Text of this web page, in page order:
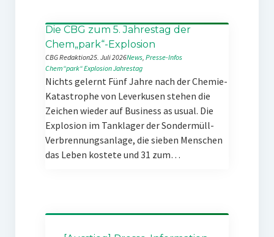
Die CBG zum 5. Jahrestag der
Chem„park“-Explosion
CBG Redaktion25. Juli 2026News, Presse-Infos
Chem“park“ExplosionJahrestag
Nichts gelernt Fünf Jahre nach der Chemie-
Katastrophe von Leverkusen stehen die
Zeichen wieder auf Business as usual. Die
Explosion im Tanklager der Sondermüll-
Verbrennungsanlage, die sieben Menschen
das Leben kostete und 31 zum…